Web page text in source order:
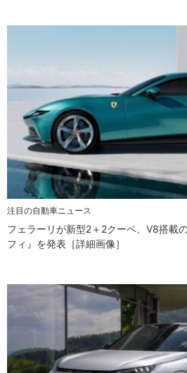
注目の自動車ニュース
フェラーリが新型2＋2クーペ、V8搭載
フィ』を発表［詳細画像］